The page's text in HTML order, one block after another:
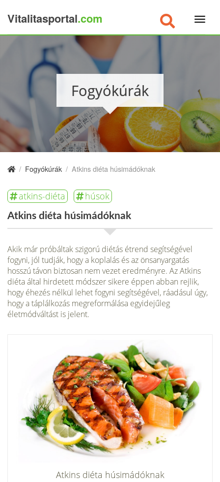
Vitalitasportal.com
Fogyókúrák
/ Fogyókúrák / Atkins diéta húsimádóknak
atkins-diéta húsok
Atkins diéta húsimádóknak
Akik már próbáltak szigorú diétás étrend segítségével
fogyni, jól tudják, hogy a koplalás és az önsanyargatás
hosszú távon biztosan nem vezet eredményre. Az Atkins
diéta által hirdetett módszer sikere éppen abban rejlik,
hogy éhezés nélkül lehet fogyni segítségével, ráadásul úgy,
hogy a táplálkozás megreformálása egyidejűleg
életmódváltást is jelent.
Atkins diéta húsimádóknak
×